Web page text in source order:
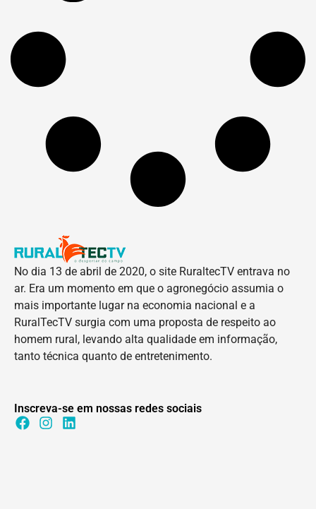
No dia 13 de abril de 2020, o site RuraltecTV entrava no
ar. Era um momento em que o agronegócio assumia o
mais importante lugar na economia nacional e a
RuralTecTV surgia com uma proposta de respeito ao
homem rural, levando alta qualidade em informação,
tanto técnica quanto de entretenimento.
Inscreva-se em nossas redes sociais